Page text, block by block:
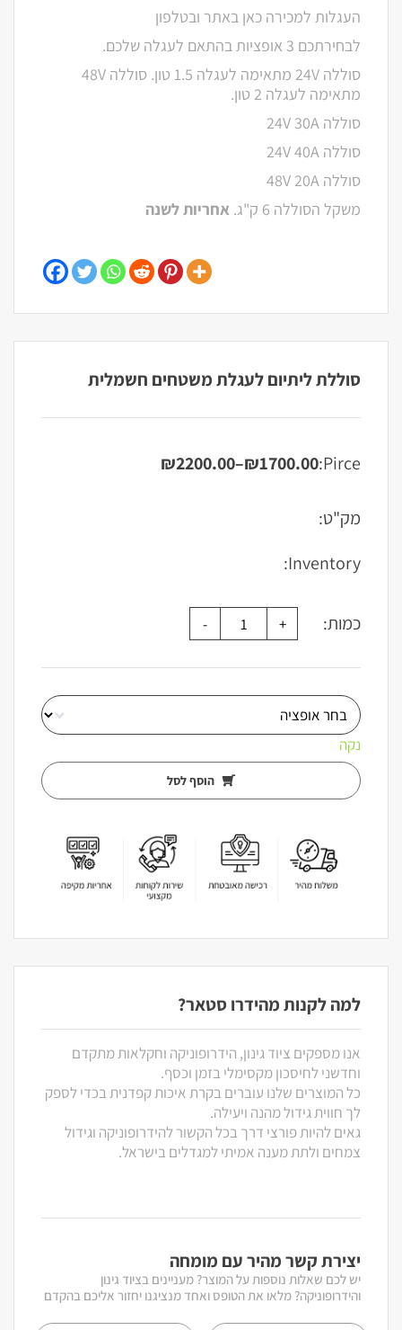
העגלות למכירה כאן באתר ובטלפון
לבחירתכם 3 אופציות בהתאם לעגלה שלכם.
סוללה 24V מתאימה לעגלה 1.5 טון. סוללה 48V
מתאימה לעגלה 2 טון.
סוללה 24V 30A
סוללה 24V 40A
סוללה 48V 20A
משקל הסוללה 6 ק"ג.
אחריות לשנה
סוללת ליתיום לעגלת משטחים חשמלית
Pirce:
₪1700.00
–
₪2200.00
טווח
מק"ט:
Inventory:
כמות:
נקה
הוסף לסל
למה לקנות מהידרו סטאר?
אנו מספקים ציוד גינון, הידרופוניקה וחקלאות מתקדם
וחדשני לחיסכון מקסימלי בזמן וכסף.
כל המוצרים שלנו עוברים בקרת איכות קפדנית בכדי לספק
לך חווית גידול מהנה ויעילה.
גאים להיות פורצי דרך בכל הקשור להידרופוניקה וגידול
צמחים ולתת מענה אמיתי למגדלים בישראל.
יצירת קשר מהיר עם מומחה
יש לכם שאלות נוספות על המוצר? מעניינים בציוד גינון
והידרופוניקה? מלאו את הטופס ואחד מנציגנו יחזור אליכם בהקדם